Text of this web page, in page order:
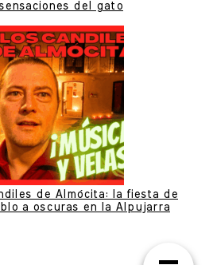
del gato
de Almócita: la fiesta de
a oscuras en la Alpujarra